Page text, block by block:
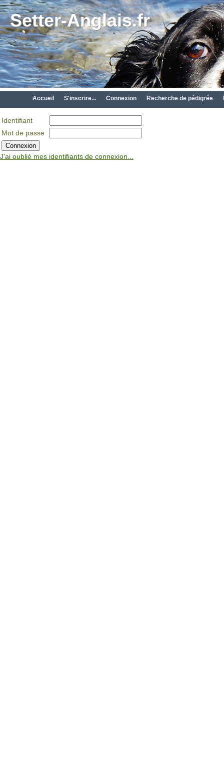
Setter-Anglais.fr
Accueil S'inscrire... Connexion Recherche de pédigrée
Identifiant
Mot de passe
J'ai oublié mes identifiants de connexion...